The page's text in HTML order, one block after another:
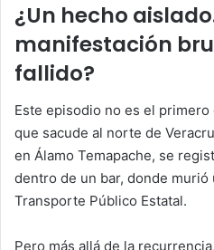
¿Un hecho
manifestación
fallido?
Este episodio no es el
que sacude al norte de
en Álamo Temapache, se
dentro de un bar, donde murió
Transporte Público Estatal.
Pero más allá de la